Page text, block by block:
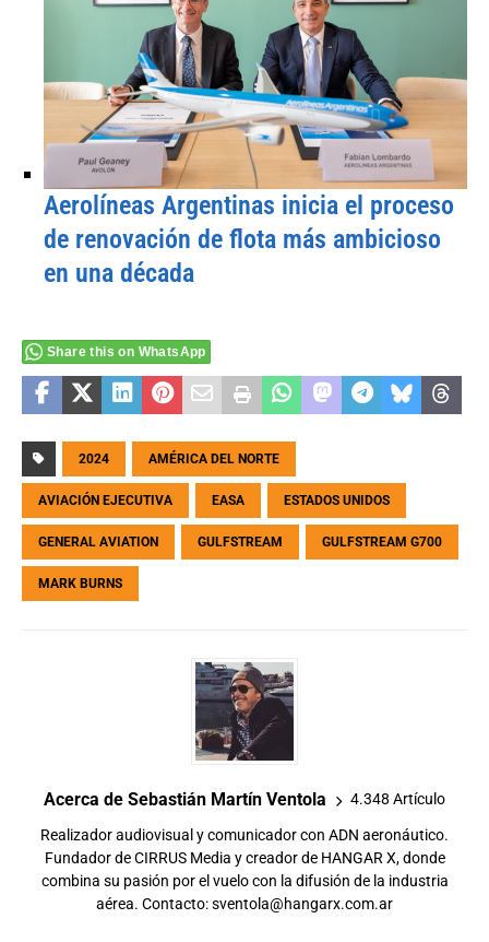
Aerolíneas Argentinas inicia el proceso
de renovación de flota más ambicioso
en una década
Share this on WhatsApp
2024 AMÉRICA DEL NORTE
AVIACIÓN EJECUTIVA EASA ESTADOS UNIDOS
GENERAL AVIATION GULFSTREAM GULFSTREAM G700
MARK BURNS
Acerca de Sebastián Martín Ventola 4.348 Artículo
Realizador audiovisual y comunicador con ADN aeronáutico.
Fundador de CIRRUS Media y creador de HANGAR X, donde
combina su pasión por el vuelo con la difusión de la industria
aérea. Contacto:sventola@hangarx.com.ar